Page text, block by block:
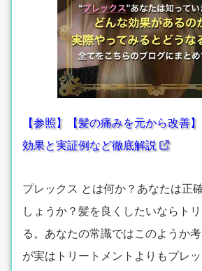
【参照】【髪の痛みを元から改善
効果と実証例など徹底解説
プレックス とは何か？あなたは正
しょうか？髪を良くしたいならト
る。あなたの常識ではこのようか
が実はトリートメントよりもプレ